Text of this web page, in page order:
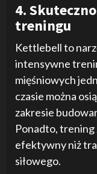
4.
treningu
Kettlebell to
intensywne
mięśniowych
czasie można
zakresie
Ponadto, trening
efektywny niż
siłowego.